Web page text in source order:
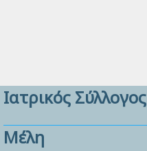
Ιατρικός Σύλλογος
Μέλη